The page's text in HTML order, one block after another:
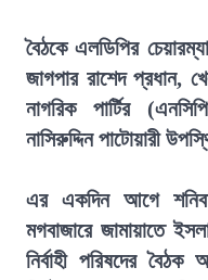
বৈঠকে এলডিপির
জাগপার রাশেদ প্রধান,
নাগরিক পার্টির
নাসিরুদ্দিন পাটোয়ারী
এর একদিন আগে
মগবাজারে জামায়াতে
নির্বাহী পরিষদের